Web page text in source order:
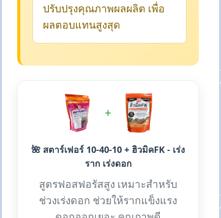
ปรับปรุงคุณภาพผลผลิต เพื่อ
ผลตอบแทนสูงสุด
+
🌺 สตาร์เฟอร์ 10-40-10 + ฮิวมิคFK - เร่ง
ราก เร่งดอก
สูตรฟอสฟอรัสสูง เหมาะสำหรับ
ช่วงเร่งดอก ช่วยให้รากแข็งแรง